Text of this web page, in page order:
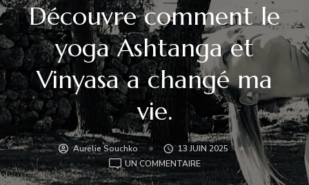
Découvre comment le
yoga Ashtanga et
Vinyasa a changé ma
vie.
Aurélie Souchko
13 JUIN 2025
UN COMMENTAIRESUR
DÉCOUVRE